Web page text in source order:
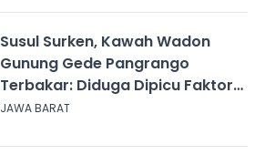
Susul Surken, Kawah Wadon
Gunung Gede Pangrango
Terbakar: Diduga Dipicu Faktor
Alam
JAWA BARAT